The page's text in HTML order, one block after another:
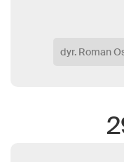
dyr. Roman